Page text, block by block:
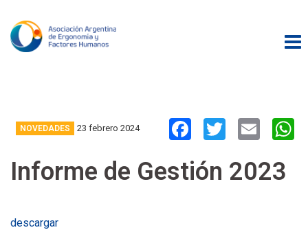
NOVEDADES 23 febrero 2024 FACEBOOK
Informe de Gestión 2023
descargar